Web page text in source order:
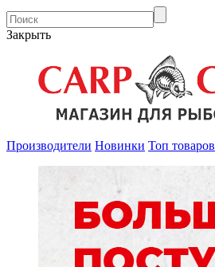
Закрыть
Производители Новинки Топ товаров